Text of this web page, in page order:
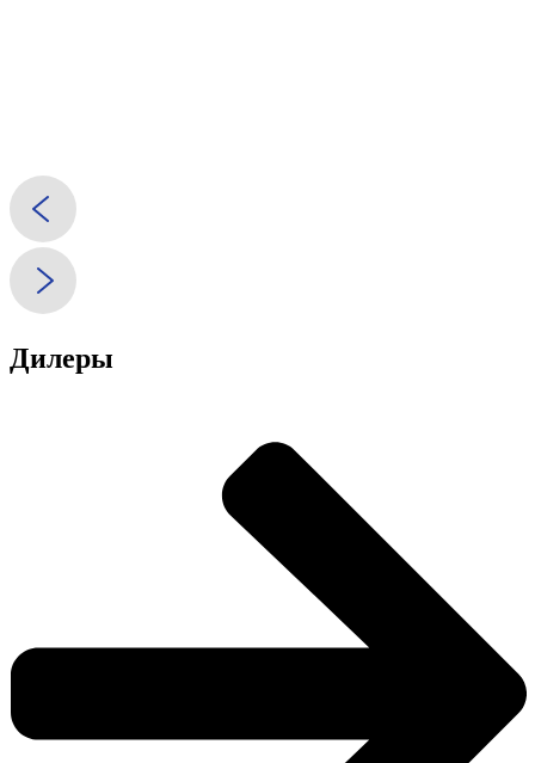
Дилеры